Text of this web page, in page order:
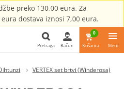
preko 130,00 eura. Za
dostava iznosi 7,00 eura.
Pretraga
Pretraga Račun
0
Košarica Meni
VERTEX set brtvi (Winderosa)